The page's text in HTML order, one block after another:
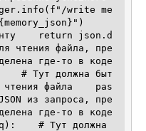
write me
return json.d
чтения файла, пре
где-то в коде
# Тут должна быт
чтения файла    pas
из запроса, пре
где-то в коде
# Тут должна